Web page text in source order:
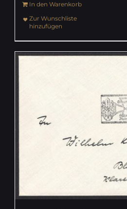
In den Warenkorb
Zur Wunschliste
hinzufügen